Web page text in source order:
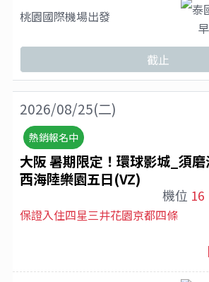
桃園國際機場出發
泰
截止
2026/08/25(二)
熱銷報名中
大阪 暑期限定！環球影城_須
西海陸樂園五日(VZ)
機位 16
保證入住四星三井花園京都四條